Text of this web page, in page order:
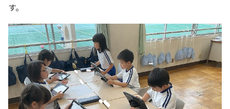
す。